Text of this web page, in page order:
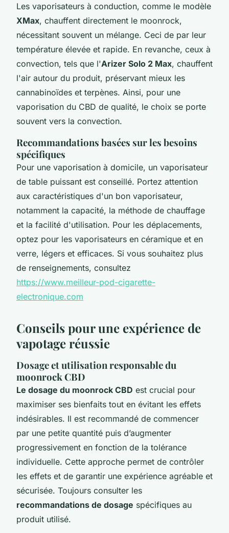
Les vaporisateurs à conduction, comme le modèle
XMax, chauffent directement le moonrock,
nécessitant souvent un mélange. Ceci de par leur
température élevée et rapide. En revanche, ceux à
convection, tels que l'Arizer Solo 2 Max, chauffent
l'air autour du produit, préservant mieux les
cannabinoïdes et terpènes. Ainsi, pour une
vaporisation du CBD de qualité, le choix se porte
souvent vers la convection.
Recommandations basées sur les besoins
spécifiques
Pour une vaporisation à domicile, un vaporisateur
de table puissant est conseillé. Portez attention
aux caractéristiques d'un bon vaporisateur,
notamment la capacité, la méthode de chauffage
et la facilité d'utilisation. Pour les déplacements,
optez pour les vaporisateurs en céramique et en
verre, légers et efficaces. Si vous souhaitez plus
de renseignements, consultez
https://www.meilleur-pod-cigarette-
electronique.com
Conseils pour une expérience de
vapotage réussie
Dosage et utilisation responsable du
moonrock CBD
Le dosage du moonrock CBD est crucial pour
maximiser ses bienfaits tout en évitant les effets
indésirables. Il est recommandé de commencer
par une petite quantité puis d’augmenter
progressivement en fonction de la tolérance
individuelle. Cette approche permet de contrôler
les effets et de garantir une expérience agréable et
sécurisée. Toujours consulter les
recommandations de dosage spécifiques au
produit utilisé.